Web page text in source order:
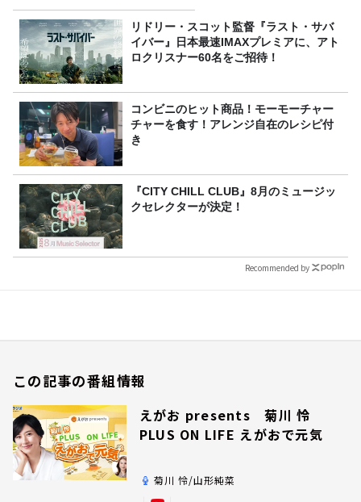
を8/10（月）に放送
リドリー・スコット監督『ラスト・サバ
イバー』日本最速IMAXプレミアに、アト
ロクリスナー60名をご招待！
コンビニのヒット商品！モーモーチャー
チャーを食す！アレンジ自在のレシピ付
き
『CITY CHILL CLUB』8月のミュージッ
クセレクターが決定！
Recommended by
この記事の番組情報
えがお presents 菊川 怜
PLUS ON LIFE えがおで元気
菊川 怜/山形純菜